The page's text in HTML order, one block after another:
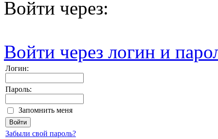
Войти через:
Войти через логин и
Логин:
Пароль:
Запомнить меня
Забыли свой пароль?